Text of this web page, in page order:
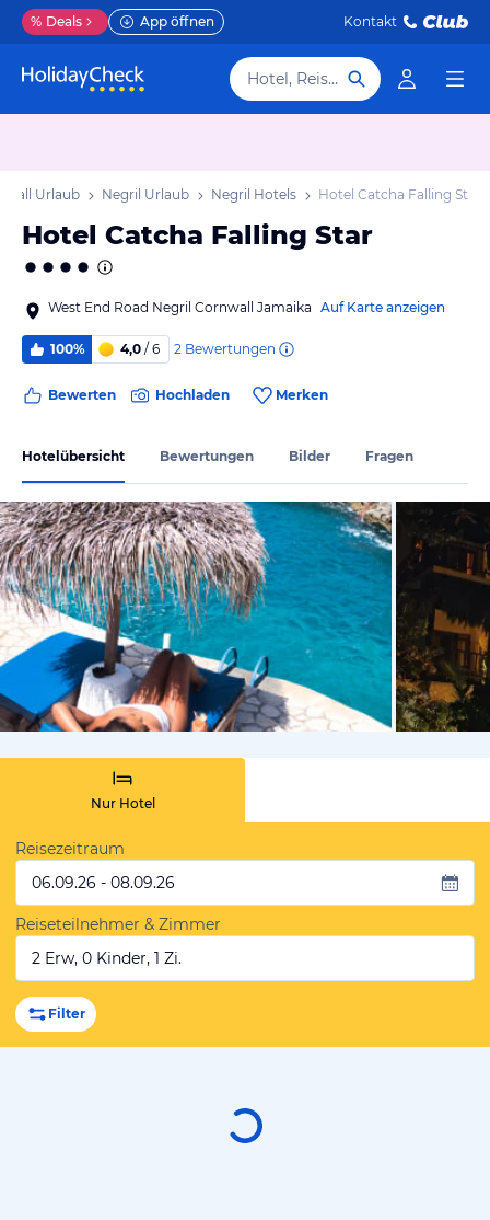
% Deals App öffnen Kontakt
Hotel, Reiseziel
Urlaub Negril Urlaub Negril Hotels Hotel Catcha Falling Star
Hotel Catcha Falling Star
West End Road Negril Cornwall Jamaika Auf Karte anzeigen
100% 4,0 / 6 2 Bewertungen
Bewerten Hochladen Merken
Hotelübersicht Bewertungen Bilder Fragen
vom
Nur Hotel
Reisezeitraum
06.09.26 - 08.09.26
Reiseteilnehmer & Zimmer
2 Erw, 0 Kinder, 1 Zi.
Filter